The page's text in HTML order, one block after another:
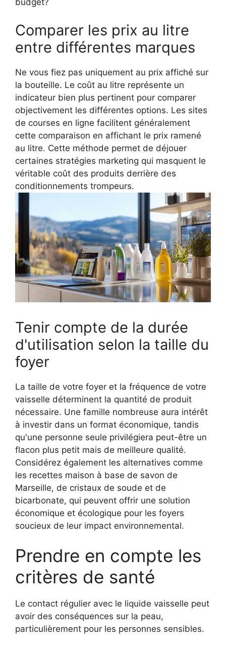
budget?
Comparer les prix au litre
entre différentes marques
Ne vous fiez pas uniquement au prix affiché sur
la bouteille. Le coût au litre représente un
indicateur bien plus pertinent pour comparer
objectivement les différentes options. Les sites
de courses en ligne facilitent généralement
cette comparaison en affichant le prix ramené
au litre. Cette méthode permet de déjouer
certaines stratégies marketing qui masquent le
véritable coût des produits derrière des
conditionnements trompeurs.
Tenir compte de la durée
d'utilisation selon la taille du
foyer
La taille de votre foyer et la fréquence de votre
vaisselle déterminent la quantité de produit
nécessaire. Une famille nombreuse aura intérêt
à investir dans un format économique, tandis
qu'une personne seule privilégiera peut-être un
flacon plus petit mais de meilleure qualité.
Considérez également les alternatives comme
les recettes maison à base de savon de
Marseille, de cristaux de soude et de
bicarbonate, qui peuvent offrir une solution
économique et écologique pour les foyers
soucieux de leur impact environnemental.
Prendre en compte les
critères de santé
Le contact régulier avec le liquide vaisselle peut
avoir des conséquences sur la peau,
particulièrement pour les personnes sensibles.